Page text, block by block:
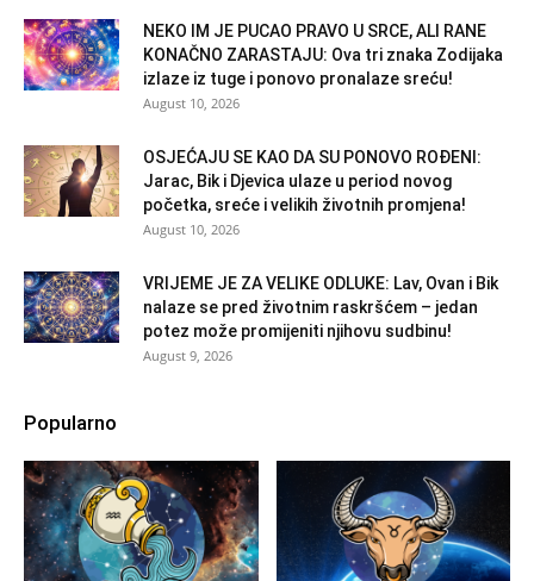
NEKO IM JE PUCAO PRAVO U SRCE, ALI RANE
KONAČNO ZARASTAJU: Ova tri znaka Zodijaka
izlaze iz tuge i ponovo pronalaze sreću!
August 10, 2026
OSJEĆAJU SE KAO DA SU PONOVO ROĐENI:
Jarac, Bik i Djevica ulaze u period novog
početka, sreće i velikih životnih promjena!
August 10, 2026
VRIJEME JE ZA VELIKE ODLUKE: Lav, Ovan i Bik
nalaze se pred životnim raskršćem – jedan
potez može promijeniti njihovu sudbinu!
August 9, 2026
Popularno